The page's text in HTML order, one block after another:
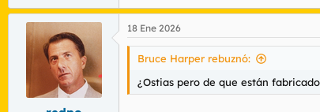
18 Ene 2026
Bruce Harper rebuznó:
¿Ostias pero de que están